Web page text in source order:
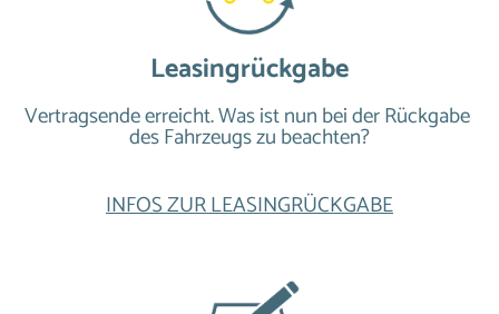
Leasingrückgabe
Vertragsende erreicht. Was ist nun bei der Rückgabe
des Fahrzeugs zu beachten?
INFOS ZUR LEASINGRÜCKGABE